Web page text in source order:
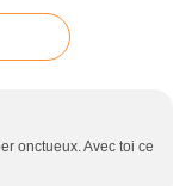
onctueux. Avec toi ce